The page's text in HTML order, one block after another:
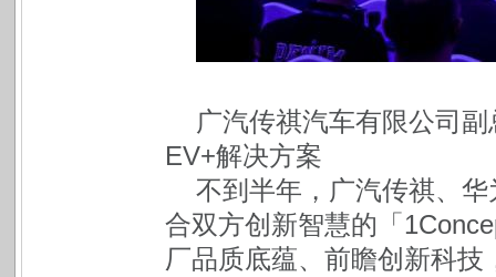
广汽传祺汽车有限公司
EV+解决方案
不到半年，广汽传祺、
合双方创新智慧的「
厂品质底蕴、前瞻创新科